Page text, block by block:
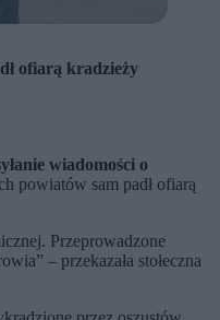
ofiarą kradzieży
wiadomości o
powiatów sam padł ofiarą
Przeprowadzone
– przekazała stołeczna